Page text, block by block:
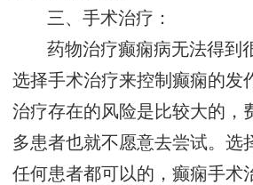
三、手术治疗：
药物治疗癫痫病无法得到
选择手术治疗来控制癫痫的发
治疗存在的风险是比较大的，
多患者也就不愿意去尝试。选
任何患者都可以的，癫痫手术